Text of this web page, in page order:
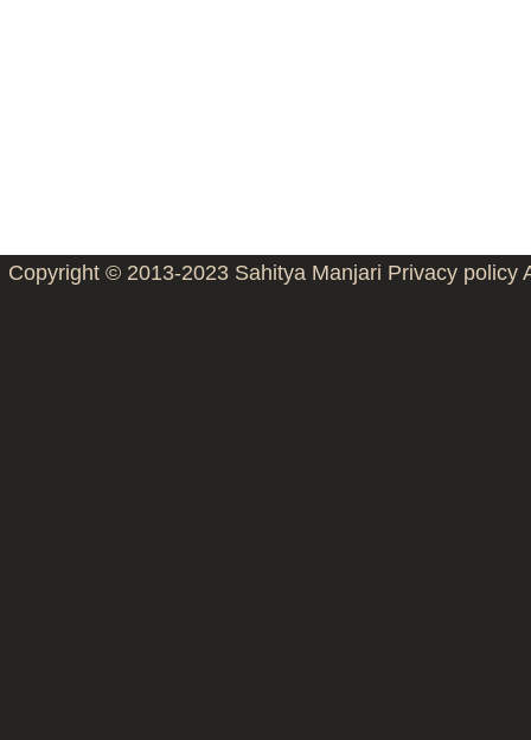
Copyright © 2013-2023 Sahitya Manjari Privacy policy